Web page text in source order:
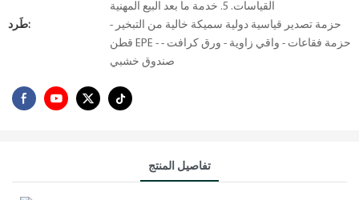
القياسات. 5. خدمة ما بعد البيع المهنية
طَرد:
حزمة تصدير قياسية دولية سميكة خالية من التبخير -
قطن EPE - حزمة فقاعات - واقي زاوية - ورق كرافت -
صندوق خشبي
تفاصيل المنتج